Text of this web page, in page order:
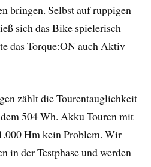
bringen. Selbst auf ruppigen
sich das Bike spielerisch
das Torque:ON auch Aktiv
zählt die Tourentauglichkeit
504 Wh. Akku Touren mit
Hm kein Problem. Wir
in der Testphase und werden